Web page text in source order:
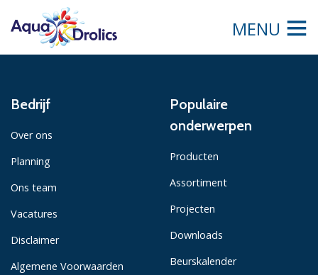
MENU
Bedrijf
Over ons
Planning
Ons team
Vacatures
Disclaimer
Algemene Voorwaarden
Populaire
onderwerpen
Producten
Assortiment
Projecten
Downloads
Beurskalender